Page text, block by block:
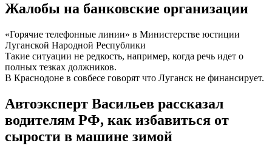
Жалобы на банковские организации
«Горячие телефонные линии» в Министерстве юстиции
Луганской Народной Республики
Такие ситуации не редкость, например, когда речь идет о
полных тезках должников.
В Краснодоне в совбесе говорят что Луганск не финансирует.
Автоэксперт Васильев рассказал
водителям РФ, как избавиться от
сырости в машине зимой